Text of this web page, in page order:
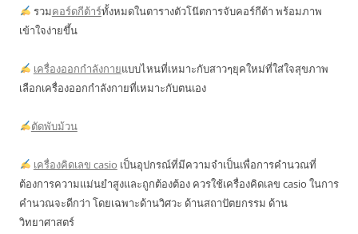
รวมคอร์ดกีต้าร์ทั้งหมดในตารางตัวโน๊ตการจับคอร์กีต้า พร้อมภาพ
เข้าใจง่ายขึ้น
เครื่องออกกำลังกายแบบไหนที่เหมาะกับสาวๆยุคใหม่ที่ใส่ใจสุขภาพ
เลือกเครื่องออกกำลังกายที่เหมาะกับตนเอง
ตัดพับม้วน
เครื่องคิดเลข casio เป็นอุปกรณ์ที่มีความจำเป็นเพื่อการคำนวณที่
ต้องการความแม่นยำสูงและถูกต้องต้อง ควรใช้เครื่องคิดเลข casio ในการ
คำนวณจะดีกว่า โดยเฉพาะด้านวิศวะ ด้านสถาปัตยกรรม ด้าน
วิทยาศาสตร์